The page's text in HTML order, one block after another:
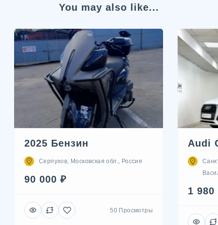
You may also like...
2025 Бензин
Серпухов, Московская обл., Россия
90 000 ₽
50 Просмотры
Audi
1 980